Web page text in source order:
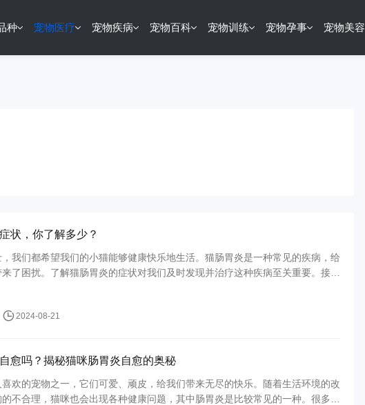
种 宠物医疗 宠物疾病 宠物百科 宠物训练 宠物孕事 宠物美容
状，你了解多少？
我们都希望我们的小猫能够健康快乐地生活。猫肠胃炎是一种常见的疾病，给
了困扰。了解猫肠胃炎的症状对我们及时发现并治疗这种疾病至关重要。接下
2024-08-21
愈吗？揭秘猫咪肠胃炎自愈的奥秘
欢的宠物之一，它们可爱、顽皮，给我们带来无尽的快乐。随着生活环境的改
不合理，猫咪也会出现各种健康问题，其中肠胃炎是比较常见的一种。很多猫